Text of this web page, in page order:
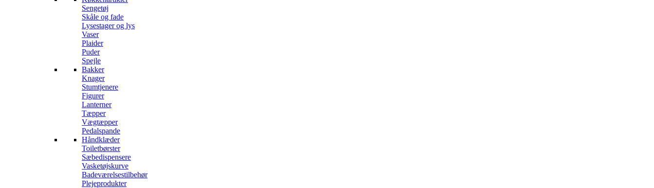
Sengetøj
Skåle og fade
Lysestager og lys
Vaser
Plaider
Puder
Spejle
Bakker
Knager
Stumtjenere
Figurer
Lanterner
Tæpper
Vægtæpper
Pedalspande
Håndklæder
Toiletbørster
Sæbedispensere
Vasketøjskurve
Badeværelsestilbehør
Plejeprodukter